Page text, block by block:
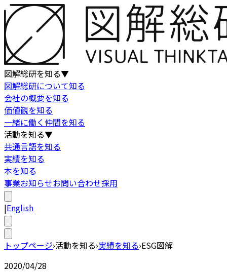
図解総研を知る▼
図解総研について知る
会社の概要を知る
価値観を知る
一緒に働く仲間を知る
活動を知る▼
共通言語を知る
実績を知る
本を知る
事業お知らせお問い合わせ採用
|English
トップページ›活動を知る›実績を知る›ESG図解
2020/04/28